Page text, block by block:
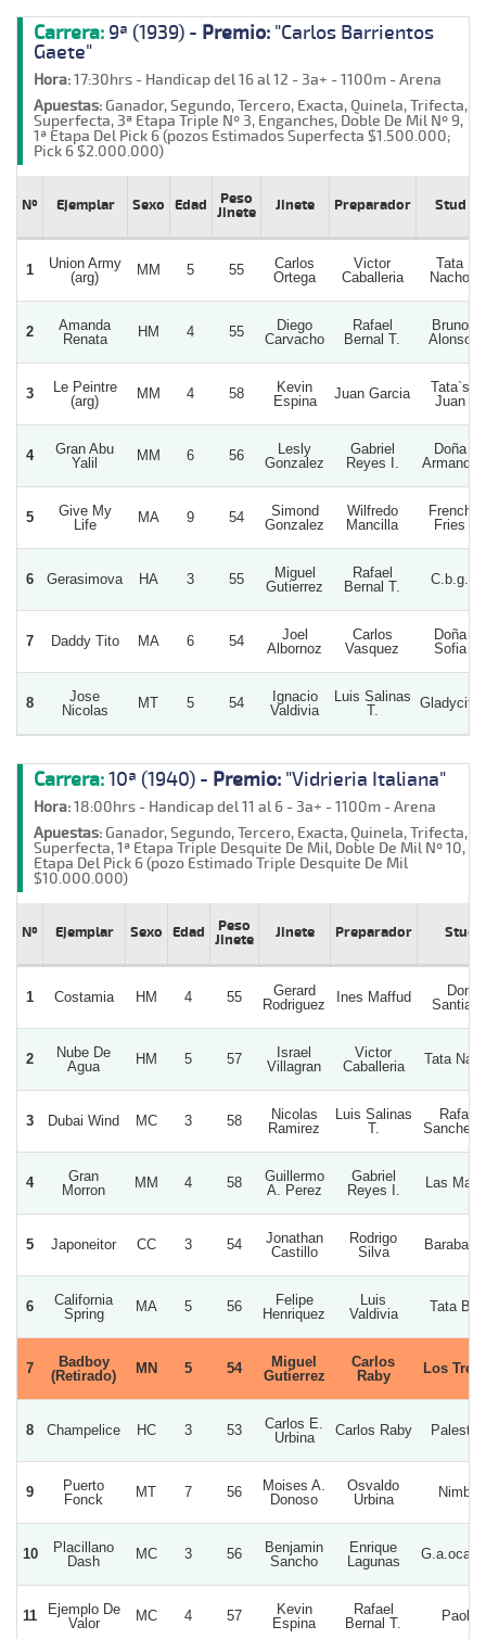
Carrera: 9ª (1939) - Premio: "Carlos Barrientos
Gaete"
Hora:17:30hrs - Handicap del 16 al 12 - 3a+ - 1100m - Arena
Apuestas:Ganador, Segundo, Tercero, Exacta, Quinela, Trifecta,
Superfecta, 3ª Etapa Triple Nº 3, Enganches, Doble De Mil Nº 9,
1ª Etapa Del Pick 6 (pozos Estimados Superfecta $1.500.000;
Pick 6 $2.000.000)
Nº Ejemplar Sexo Edad
Peso
Jinete
Jinete Preparador Stud
1
Union Army
(arg)
MM 5 55
Carlos
Ortega
Victor
Caballeria
Tata
Nacho
2
Amanda
Renata
HM 4 55
Diego
Carvacho
Rafael
Bernal T.
Bruno
Alonso
3
Le Peintre
(arg)
MM 4 58
Kevin
Espina
Juan Garcia
Tata`s
Juan
4
Gran Abu
Yalil
MM 6 56
Lesly
Gonzalez
Gabriel
Reyes I.
Doña
Armanda
5
Give My
Life
MA 9 54
Simond
Gonzalez
Wilfredo
Mancilla
French
Fries
6 Gerasimova HA 3 55
Miguel
Gutierrez
Rafael
Bernal T.
C.b.g.
7 Daddy Tito MA 6 54
Joel
Albornoz
Carlos
Vasquez
Doña
Sofia
8
Jose
Nicolas
MT 5 54
Ignacio
Valdivia
Luis Salinas
T.
Gladycita
Carrera:10ª (1940) - Premio: "Vidrieria Italiana"
Hora:18:00hrs - Handicap del 11 al 6 - 3a+ - 1100m - Arena
Apuestas:Ganador, Segundo, Tercero, Exacta, Quinela, Trifecta,
Superfecta, 1ª Etapa Triple Desquite De Mil, Doble De Mil Nº 10, 2ª
Etapa Del Pick 6 (pozo Estimado Triple Desquite De Mil
$10.000.000)
Nº Ejemplar Sexo Edad
Peso
Jinete
Jinete Preparador Stud
1 Costamia HM 4 55
Gerard
Rodriguez
Ines Maffud
Don
Santiago
2
Nube De
Agua
HM 5 57
Israel
Villagran
Victor
Caballeria
Tata
3 Dubai Wind MC 3 58
Nicolas
Ramirez
Luis Salinas
T.
Rafael
Sanchez
4
Gran
Morron
MM 4 58
Guillermo
A. Perez
Gabriel
Reyes I.
Las
5 Japoneitor CC 3 54
Jonathan
Castillo
Rodrigo
Silva
6
California
Spring
MA 5 56
Felipe
Henriquez
Luis
Valdivia
Tata
7
Badboy
(Retirado)
MN 5 54
Miguel
Gutierrez
Carlos
Raby
Los
8 Champelice HC 3 53
Carlos E.
Urbina
Carlos Raby
9
Puerto
Fonck
MT 7 56
Moises A.
Donoso
Osvaldo
Urbina
Nimble
10
Placillano
Dash
MC 3 56
Benjamin
Sancho
Enrique
Lagunas
11
Ejemplo De
Valor
MC 4 57
Kevin
Espina
Rafael
Bernal T.
Paola